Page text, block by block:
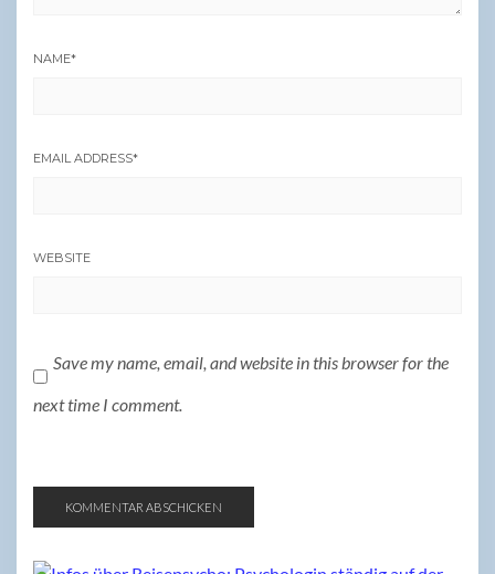
NAME*
EMAIL ADDRESS*
WEBSITE
Save my name, email, and website in this browser for the
next time I comment.